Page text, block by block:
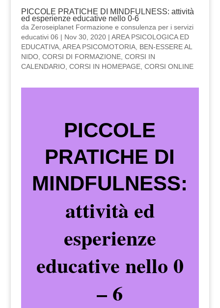
PICCOLE PRATICHE DI MINDFULNESS: attività
ed esperienze educative nello 0-6
da Zeroseiplanet Formazione e consulenza per i servizi
educativi 06 | Nov 30, 2020| AREA PSICOLOGICA ED
EDUCATIVA, AREA PSICOMOTORIA, BEN-ESSERE AL
NIDO, CORSI DI FORMAZIONE, CORSI IN
CALENDARIO, CORSI IN HOMEPAGE, CORSI ONLINE
PICCOLE
PRATICHE DI
MINDFULNESS:
attività ed
esperienze
educative nello 0
– 6